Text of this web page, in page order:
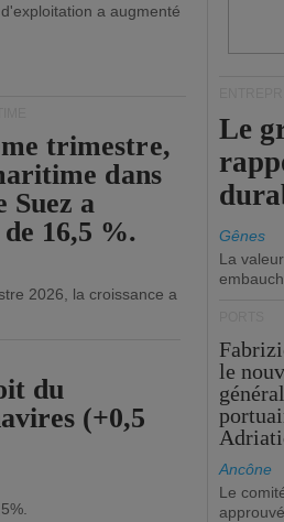
a augmenté
trimestre,
dans
Suez a
16,5 %.
2026, la croissance a
du
(+0,5
Le
Gênes
La
le
Ancône
Le